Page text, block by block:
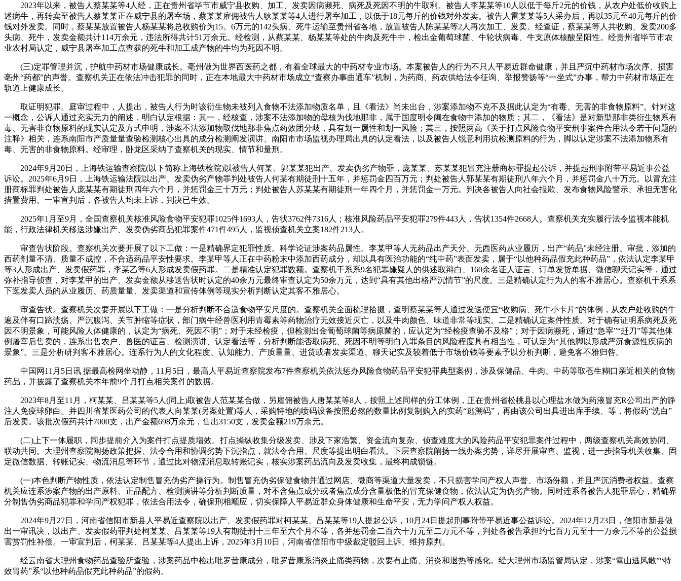
2023年以来，被告人蔡某某等4人经，正在贵州省毕节市威宁县收购、加工、发卖因病濒死、病死及死因不明的牛取利。被告人李某某等10人以低于每斤2元的价钱，从农户处低价收购上
述病牛，再转卖至被告人蔡某某正在威宁县的屠宰场，蔡某某雇佣被告人耿某某等4人进行屠宰加工，以低于18元每斤的价钱对外发卖。被告人雷某某等5人采办后，再以35元至40元每斤的价
钱对外发卖。同时，蔡某某放置被告人杨某某将总收购价为15。6万元的142头病、死牛运输至贵州省各地，放置被告人陈某某等2人再次加工、发卖。经查证，蔡某某等人共收购、发卖200多
头病、死牛，发卖金额共计114万余元，违法所得共计51万余元。经检测，从蔡某某、杨某某等处的牛肉及死牛中，检出金葡萄球菌、牛轮状病毒、牛支原体核酸呈阳性。经贵州省毕节市农
业农村局认定，威宁县屠宰加工点查获的死牛和加工成产物的牛均为死因不明。
(三)定罪管理并沉，护航中药材市场健康成长。亳州做为世界西医药之都，有着全球最大的中药材专业市场。本案被告人的行为不只人平易近群命健康，并且严沉中药材市场次序、损害
亳州“药都”的声誉。查察机关正在依法冲击犯罪的同时，正在本地最大中药材市场成立“查察办事曲通车”机制，为药商、药农供给法令征询、举报赞扬等“一坐式”办事，帮力中药材市场正在
轨道上健康成长。
取证明犯罪。庭审过程中，人提出，被告人行为时该衍生物未被列入食物不法添加物质名单，且《看法》尚未出台，涉案添加物不克不及据此认定为“有毒、无害的非食物原料”。针对这
一概念，公诉人通过充实无力的阐述，明白认定根据：其一，经核查，涉案不法添加物的母核为伐地那非，属于国度明令阃在食物中添加的物质；其二，《看法》是对新型那非类衍生物系有
毒、无害非食物原料的现实认定及方式申明，涉案不法添加物取伐地那非焦点药效团分歧，具有划一属性和划一风险；其三，按照两高《关于打点风险食物平安刑事案件合用法令若干问题的
注释》相关，连系南阳市产质量量查验检测核心出具的成分检测阐发演讲、南阳市市场监视办理局出具的认定看法，以及被告人锐意利用抗检测原料的行为，脚以认定涉案不法添加物系有
毒、无害的非食物原料。经审理，卧龙区采纳了查察机关的现实、情节和量刑。
2024年9月20日，上海铁运输查察院(以下简称上海铁检院)以被告人何某、郭某某犯出产、发卖伪劣产物罪，庞某某、苏某某犯冒充注册商标罪提起公诉，并提起刑事附带平易近事公益
诉讼。2025年6月9日，上海铁运输法院以出产、发卖伪劣产物罪判处被告人何某有期徒刑十五年，并惩罚金四百万元；判处被告人郭某某有期徒刑八年六个月，并惩罚金八十万元。以冒充注
册商标罪判处被告人庞某某有期徒刑四年六个月，并惩罚金三十万元；判处被告人苏某某有期徒刑一年四个月，并惩罚金一万元。判决各被告人向社会报歉、发布食物风险警示、承担无害化
措置费用。一审宣判后，各被告人均未上诉，判决已生效。
2025年1月至9月，全国查察机关核准风险食物平安犯罪1025件1693人，告状3762件7316人；核准风险药品平安犯罪279件443人，告状1354件2668人。查察机关充实履行法令监视本能机
能，行政法律机关移送涉嫌出产、发卖伪劣商品犯罪案件471件495人，监视侦查机关立案182件213人。
审查告状阶段。查察机关次要开展了以下工做：一是精确界定犯罪性质。科学论证涉案药品属性。李某甲等人无药品出产天分、无西医药从业履历，出产“药品”未经注册、审批，添加的
西药剂量不清、质量不成控，不合适药品平安性要求。李某甲等人正在中药粉末中添加西药成分，却以具有医治功能的“纯中药”表面发卖，属于“以他种药品假充此种药品”，依法认定李某甲
等3人形成出产、发卖假药罪，李某乙等6人形成发卖假药罪。二是精准认定犯罪数额。查察机干系系9名犯罪嫌疑人的供述取辩白、160余名证人证言、订单发货单据、微信聊天记实等，通过
弥补指导侦查，对李某甲的出产、发卖金额从移送告状时认定的40余万元最终审查认定为50余万元，达到“具有其他出格严沉情节”的尺度。三是精确认定行为人的客不雅居心。查察机干系系
下逛发卖人员的从业履历、药质量量、发卖渠道和宣传体例等现实分析判断认定其客不雅居心。
审查告状。查察机关次要开展以下工做：一是分析判断不合适食物平安尺度的。查察机关全面梳理拾掇，查明蔡某某等人通过发送便宜“收购病、死牛小卡片”的体例，从农户处收购的牛
遍及伴有口蹄溃疡、严沉腹泻、关节肿缩等症状，部门病牛经兽医利用青霉素等药物治疗无效接近灭亡，以及牛肉颜色、味道非常等现实。二是精确认定案件性质。对于确有证明系病死及死
因不明景象，可能风险人体健康的，认定为“病死、死因不明”；对于未经检疫，但检测出金葡萄球菌等病原菌的，应认定为“经检疫查验不及格”；对于因病濒死，通过“急宰”“赶刀”等其他体
例屠宰后售卖的，连系出售农户、兽医的证言、检测演讲、认定看法等，分析判断能否取病死、死因不明等明白入罪条目的风险程度具有相当性，可认定为“其他脚以形成严沉食源性疾病的
景象”。三是分析研判客不雅居心。连系行为人的文化程度、认知能力、产质量量、进货或者发卖渠道、聊天记实及较着低于市场价钱等要素予以分析判断，避免客不雅归咎。
中国网11月5日讯 据最高检网坐动静，11月5日，最高人平易近查察院发布7件查察机关依法惩办风险食物药品平安犯罪典型案例，涉及保健品、牛肉、中药等取苍生糊口亲近相关的食物
药品，并披露了查察机关本年前9个月打点相关案件的数据。
2023年8月至11月，柯某某、吕某某等5人(同上)取被告人范某某合做，另雇佣被告人唐某某等8人，按照上述同样的分工体例，正在贵州省松桃县以心理盐水做为药液冒充R公司出产的静
注人免疫球卵白。并四川省某医药公司的代表人向某某(另案处置)等人，采购特地的喷码设备按照必然的数量比例复制购入的实药“逃溯码”，再由该公司出具进出库手续、等，将假药“洗白”
后发卖。该批次假药共计7000支，出产金额698万余元，售出3150支，发卖金额219万余元。
(二)上下一体履职，同步提前介入为案件打点提质增效。打点操纵收集分级发卖、涉及下家浩繁、资金流向复杂、侦查难度大的风险药品平安犯罪案件过程中，两级查察机关高效协同、
联动共同。大理州查察院阐扬政策把握、法令合用和协调劣势下沉指点，就法令合用、尺度等提出明白看法。下层查察院阐扬一线办案劣势，详尽开展审查、监视，进一步指导机关收集、固
定微信数据、转账记实、物流消息等环节，通过比对物流消息取转账记实，核实涉案药品流向及发卖收集，最终构成锁链。
(一)本色判断产物性质，依法认定制售冒充伪劣产操行为。制售冒充伪劣保健食物并通过网店、微商等渠道大量发卖，不只损害学问产权人声誉、市场份额，并且严沉消费者权益。查察
机关应连系涉案产物的出产原料、正品配方、检测演讲等分析判断质量，对不含焦点成分或者焦点成分含量极低的冒充保健食物，依法认定为伪劣产物。同时连系各被告人犯罪居心，精确界
分制售伪劣商品犯罪和学问产权犯罪，依法合用法令，确保刑相顺应，切实保障人平易近群众身体健康和生命平安，无力学问产权人权益。
2024年9月27日，河南省信阳市新县人平易近查察院以出产、发卖假药罪对柯某某、吕某某等19人提起公诉，10月24日提起刑事附带平易近事公益诉讼。2024年12月23日，信阳市新县做
出一审讯决，以出产、发卖假药罪判处柯某某、吕某某等19人有期徒刑十三年至六个月不等，各并惩罚金二百六十万元至二万元不等，判处各被告承担约七百万元至十一万余元不等的公益损
害赏罚性补偿。一审宣判后，柯某某、吕某某等4人提出上诉，2025年3月10日，河南省信阳市中级裁定驳回上诉、维持原判。
经云南省大理州食物药品查验所查验，涉案药品中检出吡罗昔康成分，吡罗昔康系消炎止痛类药物，次要有止痛、消炎和退热等感化。经大理州市场监管局认定，涉案“雪山逃风散”“特
效胃药”系“以他种药品假充此种药品”的假药。